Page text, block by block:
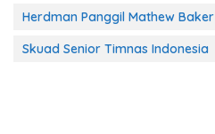
Herdman Panggil Mathew Baker
Skuad Senior Timnas Indonesia